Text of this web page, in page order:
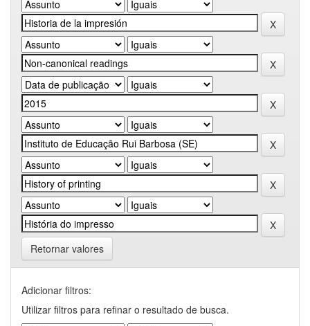
Retornar valores
Adicionar filtros:
Utilizar filtros para refinar o resultado de busca.